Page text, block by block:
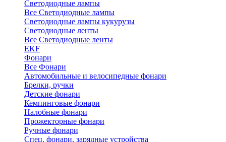
Светодиодные лампы
Все Светодиодные лампы
Светодиодные лампы кукурузы
Светодиодные ленты
Все Светодиодные ленты
EKF
Фонари
Все Фонари
Автомобильные и велосипедные фонари
Брелки, ручки
Детские фонари
Кемпинговые фонари
Налобные фонари
Прожекторные фонари
Ручные фонари
Спец. фонари, зарядные устройства